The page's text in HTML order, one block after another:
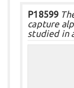
P18599
capture
studied in